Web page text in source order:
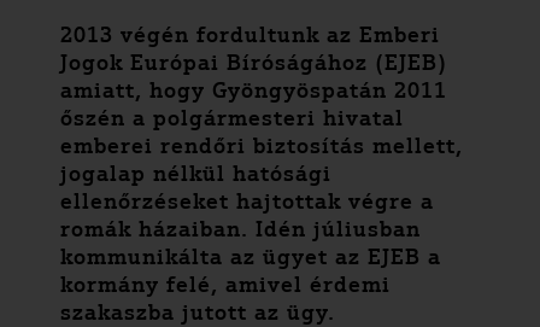
2013 végén fordultunk az Emberi
Jogok Európai Bíróságához (EJEB)
amiatt, hogy Gyöngyöspatán 2011
őszén a polgármesteri hivatal
emberei rendőri biztosítás mellett,
jogalap nélkül hatósági
ellenőrzéseket hajtottak végre a
romák házaiban. Idén júliusban
kommunikálta az ügyet az EJEB a
kormány felé, amivel érdemi
szakaszba jutott az ügy.